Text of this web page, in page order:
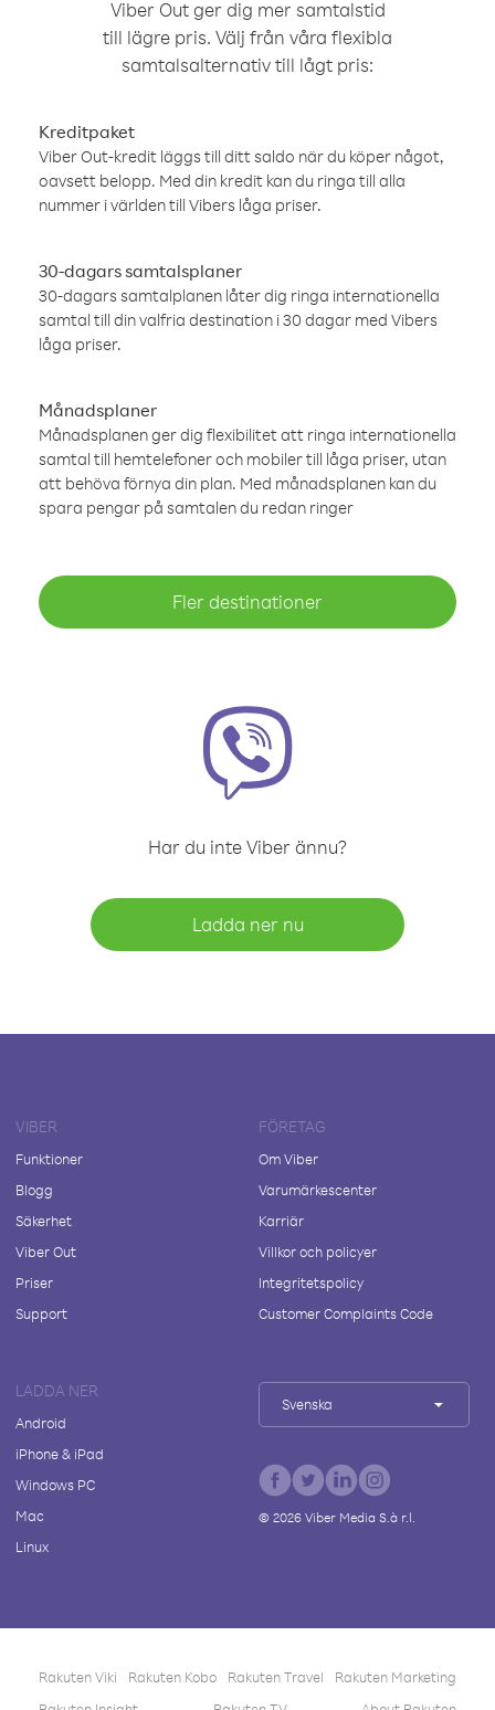
Viber Out ger dig mer samtalstid
till lägre pris. Välj från våra flexibla
samtalsalternativ till lågt pris:
Kreditpaket
Viber Out-kredit läggs till ditt saldo när du köper något,
oavsett belopp. Med din kredit kan du ringa till alla
nummer i världen till Vibers låga priser.
30-dagars samtalsplaner
30-dagars samtalplanen låter dig ringa internationella
samtal till din valfria destination i 30 dagar med Vibers
låga priser.
Månadsplaner
Månadsplanen ger dig flexibilitet att ringa internationella
samtal till hemtelefoner och mobiler till låga priser, utan
att behöva förnya din plan. Med månadsplanen kan du
spara pengar på samtalen du redan ringer
Fler destinationer
Har du inte Viber ännu?
Ladda ner nu
VIBER
Funktioner
Blogg
Säkerhet
Viber Out
Priser
Support
FÖRETAG
Om Viber
Varumärkescenter
Karriär
Villkor och policyer
Integritetspolicy
Customer Complaints Code
LADDA NER
Android
iPhone & iPad
Windows PC
Mac
Linux
Svenska
© 2026Viber Media S.à r.l.
Rakuten Viki Rakuten Kobo Rakuten Travel
Rakuten Marketing